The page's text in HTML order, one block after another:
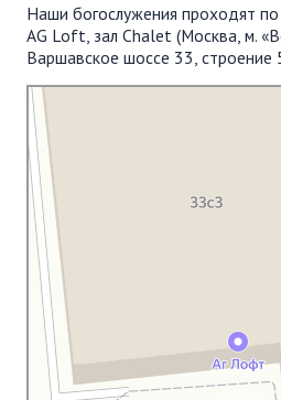
Наши богослужения проходят
AG Loft, зал Chalet (Москва, м.
Варшавское шоссе 33, строение
Московская Библейская Церковь
Протестантская церковь в Москве